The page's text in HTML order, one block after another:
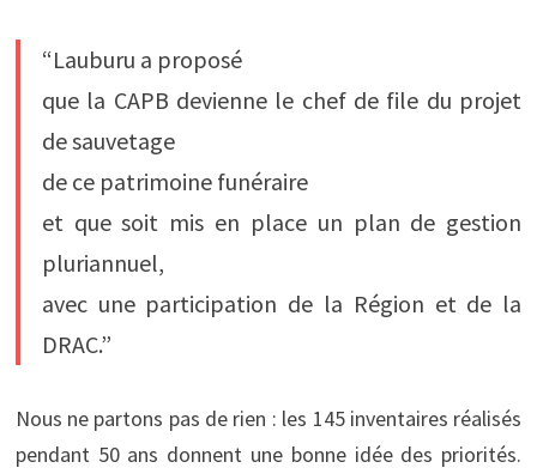
“Lauburu a proposé
que la CAPB devienne le chef de file du projet
de sauvetage
de ce patrimoine funéraire
et que soit mis en place un plan de gestion
pluriannuel,
avec une participation de la Région et de la
DRAC.”
Nous ne partons pas de rien : les 145 inventaires réalisés
pendant 50 ans donnent une bonne idée des priorités.